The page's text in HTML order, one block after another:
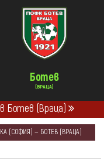
Ботев
(ВРАЦА)
Ботев (Враца)
(СОФИЯ) — БОТЕВ (ВРАЦА)